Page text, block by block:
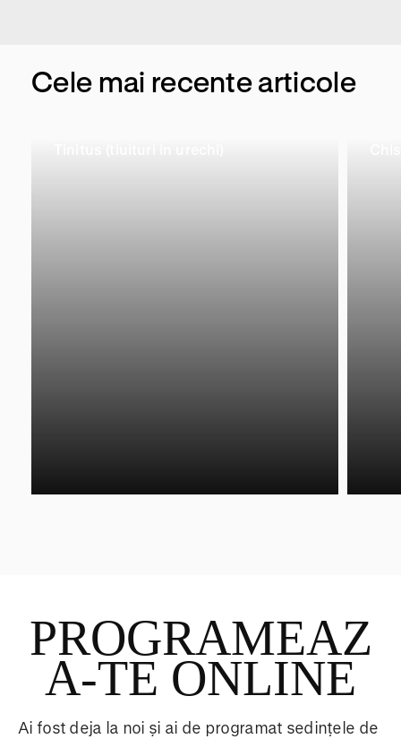
Cele mai recente articole
PROGRAMEAZ
A-TE ONLINE
Ai fost deja la noi și ai de programat sedințele de